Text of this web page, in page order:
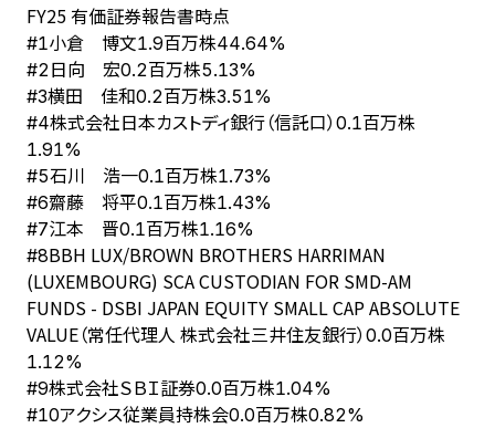
FY25 有価証券報告書時点
#1小倉 博文1.9百万株44.64%
#2 日向 宏0.2百万株5.13%
#3横田 佳和0.2百万株3.51%
#4株式会社日本カストディ銀行（信託口） 0.1百万株
1.91%
#5石川 浩一0.1百万株1.73%
#6齋藤 将平0.1百万株1.43%
#7江本 晋0.1百万株1.16%
#8BBH LUX/BROWN BROTHERS HARRIMAN
(LUXEMBOURG) SCA CUSTODIAN FOR SMD-AM
FUNDS - DSBI JAPAN EQUITY SMALL CAP ABSOLUTE
VALUE（常任代理人 株式会社三井住友銀行） 0.0百万株
1.12%
#9株式会社ＳＢＩ証券0.0百万株1.04%
#10アクシス従業員持株会0.0百万株0.82%